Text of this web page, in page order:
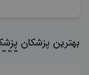
بهترین پزشکان